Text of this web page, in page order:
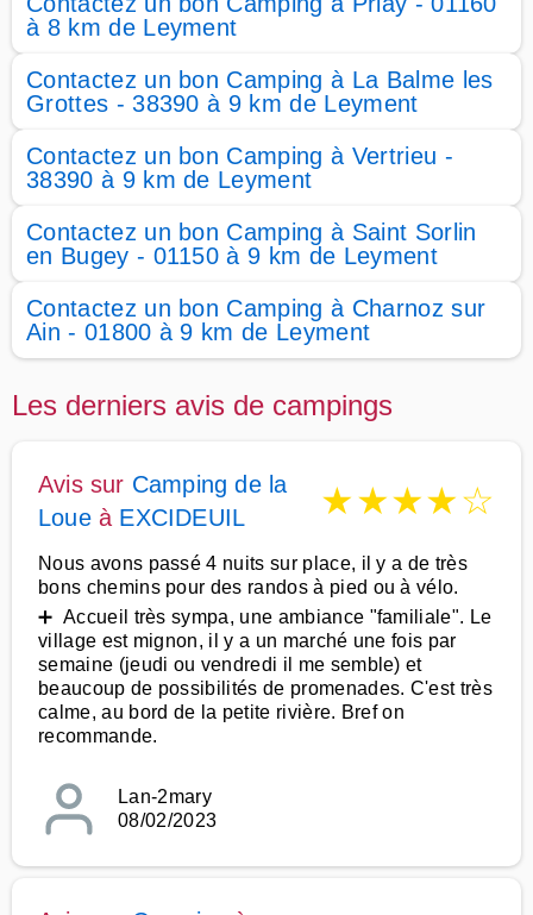
à 8 km de Leyment
Contactez un bon Camping à La Balme les
Grottes - 38390 à 9 km de Leyment
Contactez un bon Camping à Vertrieu -
38390 à 9 km de Leyment
Contactez un bon Camping à Saint Sorlin
en Bugey - 01150 à 9 km de Leyment
Contactez un bon Camping à Charnoz sur
Ain - 01800 à 9 km de Leyment
Les derniers avis de campings
Avis sur Camping de la
Loueà EXCIDEUIL ★★★★☆
Nous avons passé 4 nuits sur place, il y a de très
bons chemins pour des randos à pied ou à vélo.
➕ Accueil très sympa, une ambiance "familiale". Le
village est mignon, il y a un marché une fois par
semaine (jeudi ou vendredi il me semble) et
beaucoup de possibilités de promenades. C'est très
calme, au bord de la petite rivière. Bref on
recommande.
Lan-2mary
08/02/2023